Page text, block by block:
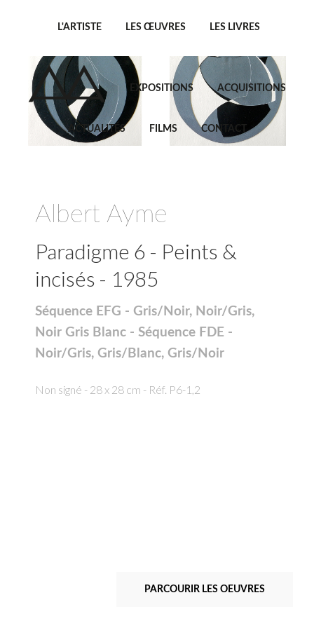
L'ARTISTE LES ŒUVRES LES LIVRES
EXPOSITIONS ACQUISITIONS
ACTUALITÉS FILMS CONTACT
Albert Ayme
Paradigme 6 - Peints &
incisés - 1985
Séquence EFG - Gris/Noir, Noir/Gris,
Noir Gris Blanc - Séquence FDE -
Noir/Gris, Gris/Blanc, Gris/Noir
Non signé - 28 x 28 cm - Réf. P6-1,2
PARCOURIR LES OEUVRES